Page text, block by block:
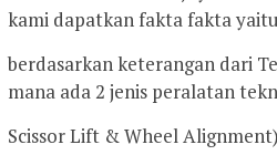
kami dapatkan fakta fakta yaitu
berdasarkan keterangan dari
mana ada 2 jenis peralatan
Scissor Lift & Wheel